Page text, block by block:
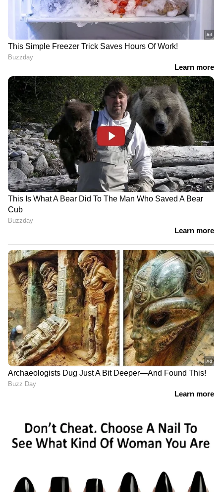
ഡ്യുവൽജെറ്റ് ഡ്യുവൽ വിവിടി
സാങ്കേതികവിദ്യയുള്ള 1.0 ലിറ്റർ മൂന്ന് സിലിണ്ടർ
പെട്രോൾ, 1.2 ലിറ്റർ നാല് സിലിണ്ടർ പെട്രോൾ
എഞ്ചിനുകളിൽ നിന്നാണ് ഇത് പവർ
എടുക്കുന്നത്. 1.0 ലിറ്റർ എഞ്ചിന് ലിറ്ററിന് 25.19
കിലോമീറ്റർ ഇന്ധനക്ഷമത അവകാശപ്പെടുന്നു,
അതേസമയം സിഎൻജി വേരിയന്റിന്
(എൽഎക്സ്ഐ, വിഎക്സ്ഐ ട്രിമ്മുകളിൽ
ലഭ്യമാണ്) 34.05 കിലോമീറ്റർ/കിലോഗ്രാം
ഇന്ധനക്ഷമതയുണ്ട്. 1.2 ലിറ്റർ കെ-സീരീസ്
ഡ്യുവൽജെറ്റ് ഡ്യുവൽ വിവിടി എഞ്ചിന് ലിറ്ററിന്
24.43 കിലോമീറ്റർ (ZXI AGS /ZXI+ AGS
ട്രിമ്മുകൾ) ഇന്ധനക്ഷമത അവകാശപ്പെടുന്നു.